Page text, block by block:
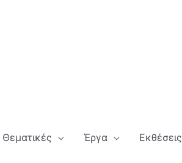
Θεματικές Έργα Εκθέσεις